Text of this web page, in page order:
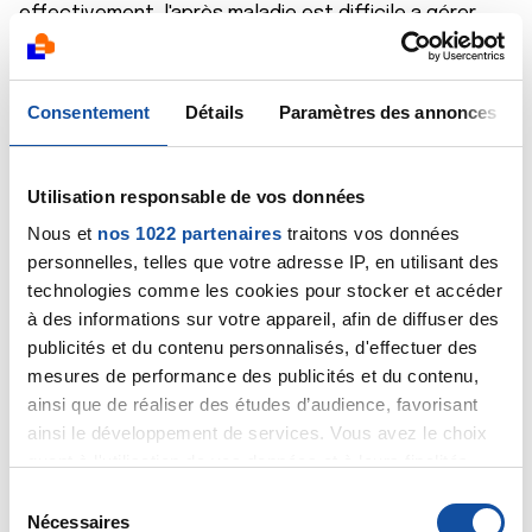
Consentement Détails Paramètres des annonces
Utilisation responsable de vos données
Nous et nos 1022 partenaires traitons vos données
personnelles, telles que votre adresse IP, en utilisant des
technologies comme les cookies pour stocker et accéder
à des informations sur votre appareil, afin de diffuser des
publicités et du contenu personnalisés, d'effectuer des
mesures de performance des publicités et du contenu,
ainsi que de réaliser des études d’audience, favorisant
ainsi le développement de services. Vous avez le choix
tout moment en consultant la Déclaration relative aux
Nécessaires
effectivement, l'après maladie est difficile a gérer...
Les traitements, les épreuves physiques et
psychologiques nous changent forcément, du coup,
l'entourage a un peu de mal à comprendre! ils se
réjouissent de notre guérison ! alors que nous, nous
même vie, plus les mêmes objectifs...
Pour moi, c'est l'après maladie qui a été difficile. je me
dis "et maintenant, qu'est ce que je fais?"
Je te souhaite beaucoup de courage Agnès, et sache
que je comprends ce que tu ressens !
Citer